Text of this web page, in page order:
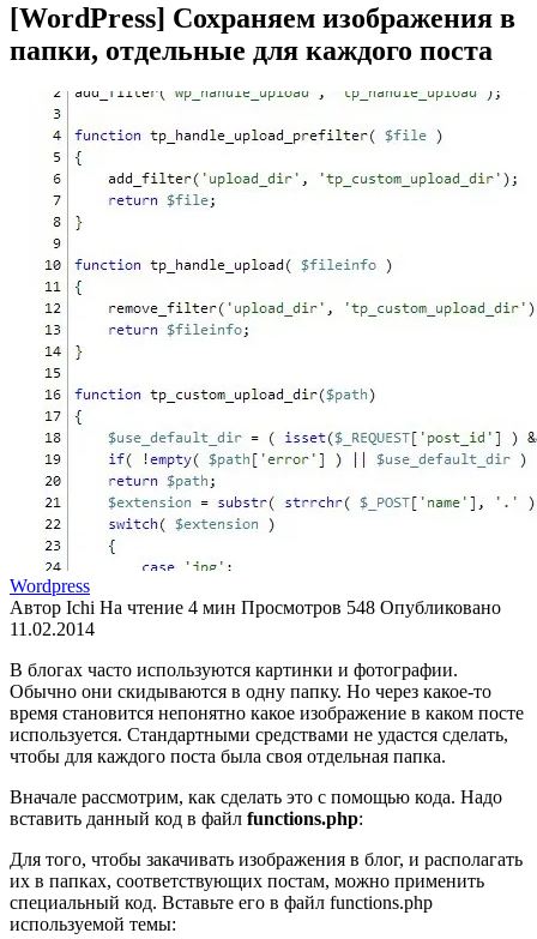
[WordPress] Сохраняем изображения в
папки, отдельные для каждого поста
Wordpress
Автор Ichi На чтение 4 мин Просмотров 548 Опубликовано
11.02.2014
В блогах часто используются картинки и фотографии.
Обычно они скидываются в одну папку. Но через какое-то
время становится непонятно какое изображение в каком посте
используется. Стандартными средствами не удастся сделать,
чтобы для каждого поста была своя отдельная папка.
Вначале рассмотрим, как сделать это с помощью кода. Надо
вставить данный код в файл functions.php:
Для того, чтобы закачивать изображения в блог, и располагать
их в папках, соответствующих постам, можно применить
специальный код. Вставьте его в файл functions.php
используемой темы: